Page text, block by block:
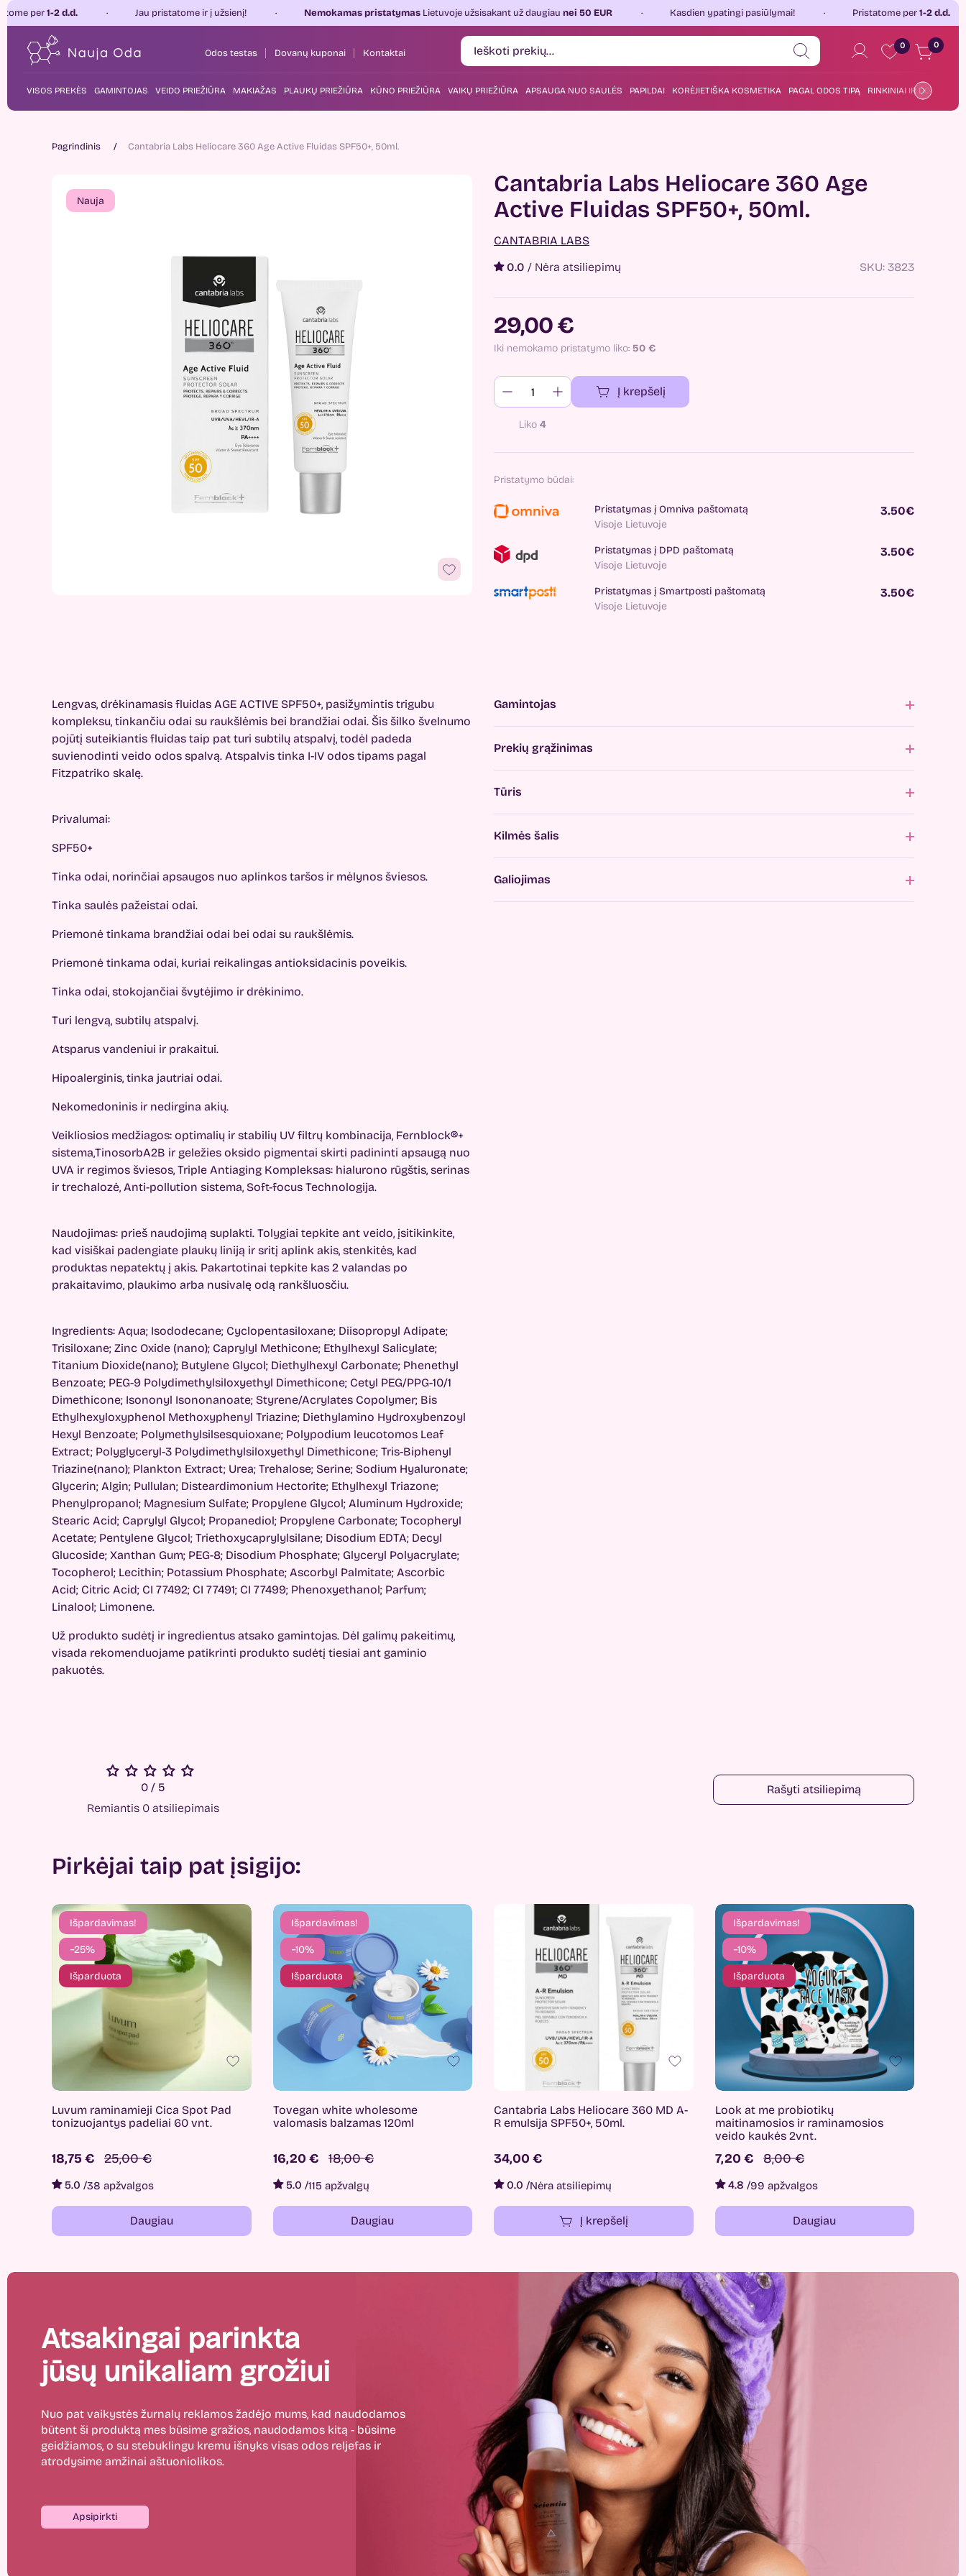
d.d. Jau pristatome ir į užsienį! Nemokamas pristatymasLietuvoje užsisakant už daugiaunei 50 EUR Kasdien ypatingi pasiūlymai! Pristatome per1-2 d.d. Jau
Odos testas Dovanų kuponai Kontaktai
0 0
VISOS PREKĖS GAMINTOJAS VEIDO PRIEŽIŪRA MAKIAŽAS PLAUKŲ PRIEŽIŪRA KŪNO PRIEŽIŪRA VAIKŲ PRIEŽIŪRA APSAUGA NUO SAULĖS PAPILDAI KORĖJIETIŠKA KOSMETIKA PAGAL ODOS TIPĄ RINKINIAI IR DOVANOS
Pagrindinis Cantabria Labs Heliocare 360 Age Active Fluidas SPF50+, 50ml.
Nauja
Cantabria Labs Heliocare 360 Age
Active Fluidas SPF50+, 50ml.
CANTABRIA LABS
0.0 / Nėra atsiliepimų SKU: 3823
29,00 €
Iki nemokamo pristatymo liko: 50 €
Į krepšelį
Liko 4
Pristatymo būdai:
Pristatymas į Omniva paštomatą
Visoje Lietuvoje
3.50€
Pristatymas į DPD paštomatą
Visoje Lietuvoje
3.50€
Pristatymas į Smartposti paštomatą
Visoje Lietuvoje
3.50€
Lengvas, drėkinamasis fluidas AGE ACTIVE SPF50+, pasižymintis trigubu
kompleksu, tinkančiu odai su raukšlėmis bei brandžiai odai. Šis šilko švelnumo
pojūtį suteikiantis fluidas taip pat turi subtilų atspalvį, todėl padeda
suvienodinti veido odos spalvą. Atspalvis tinka I-IV odos tipams pagal
Fitzpatriko skalę.
Privalumai:
SPF50+
Tinka odai, norinčiai apsaugos nuo aplinkos taršos ir mėlynos šviesos.
Tinka saulės pažeistai odai.
Priemonė tinkama brandžiai odai bei odai su raukšlėmis.
Priemonė tinkama odai, kuriai reikalingas antioksidacinis poveikis.
Tinka odai, stokojančiai švytėjimo ir drėkinimo.
Turi lengvą, subtilų atspalvį.
Atsparus vandeniui ir prakaitui.
Hipoalerginis, tinka jautriai odai.
Nekomedoninis ir nedirgina akių.
Veikliosios medžiagos: optimalių ir stabilių UV filtrų kombinacija, Fernblock®+
sistema,TinosorbA2B ir geležies oksido pigmentai skirti padininti apsaugą nuo
UVA ir regimos šviesos, Triple Antiaging Kompleksas: hialurono rūgštis, serinas
ir trechalozė, Anti-pollution sistema, Soft-focus Technologija.
Naudojimas: prieš naudojimą suplakti. Tolygiai tepkite ant veido, įsitikinkite,
kad visiškai padengiate plaukų liniją ir sritį aplink akis, stenkitės, kad
produktas nepatektų į akis. Pakartotinai tepkite kas 2 valandas po
prakaitavimo, plaukimo arba nusivalę odą rankšluosčiu.
Ingredients: Aqua; Isododecane; Cyclopentasiloxane; Diisopropyl Adipate;
Trisiloxane; Zinc Oxide (nano); Caprylyl Methicone; Ethylhexyl Salicylate;
Titanium Dioxide(nano); Butylene Glycol; Diethylhexyl Carbonate; Phenethyl
Benzoate; PEG-9 Polydimethylsiloxyethyl Dimethicone; Cetyl PEG/PPG-10/1
Dimethicone; Isononyl Isononanoate; Styrene/Acrylates Copolymer; Bis
Ethylhexyloxyphenol Methoxyphenyl Triazine; Diethylamino Hydroxybenzoyl
Hexyl Benzoate; Polymethylsilsesquioxane; Polypodium leucotomos Leaf
Extract; Polyglyceryl-3 Polydimethylsiloxyethyl Dimethicone; Tris-Biphenyl
Triazine(nano); Plankton Extract; Urea; Trehalose; Serine; Sodium Hyaluronate;
Glycerin; Algin; Pullulan; Disteardimonium Hectorite; Ethylhexyl Triazone;
Phenylpropanol; Magnesium Sulfate; Propylene Glycol; Aluminum Hydroxide;
Stearic Acid; Caprylyl Glycol; Propanediol; Propylene Carbonate; Tocopheryl
Acetate; Pentylene Glycol; Triethoxycaprylylsilane; Disodium EDTA; Decyl
Glucoside; Xanthan Gum; PEG-8; Disodium Phosphate; Glyceryl Polyacrylate;
Tocopherol; Lecithin; Potassium Phosphate; Ascorbyl Palmitate; Ascorbic
Acid; Citric Acid; CI 77492; CI 77491; CI 77499; Phenoxyethanol; Parfum;
Linalool; Limonene.
Už produkto sudėtį ir ingredientus atsako gamintojas. Dėl galimų pakeitimų,
visada rekomenduojame patikrinti produkto sudėtį tiesiai ant gaminio
pakuotės.
Gamintojas
Prekių grąžinimas
Tūris
Kilmės šalis
Galiojimas
0 / 5
Remiantis 0 atsiliepimais
Rašyti atsiliepimą
Pirkėjai taip pat įsigijo:
Išpardavimas!
−25%
Išparduota
Luvum raminamieji Cica Spot Pad
tonizuojantys padeliai 60 vnt.
18,75 € 25,00 €
5.0 /38 apžvalgos
Daugiau
Išpardavimas!
−10%
Išparduota
Tovegan white wholesome
valomasis balzamas 120ml
16,20 € 18,00 €
5.0 /115 apžvalgų
Daugiau
Cantabria Labs Heliocare 360 MD A-
R emulsija SPF50+, 50ml.
34,00 €
0.0 /Nėra atsiliepimų
Į krepšelį
Išpardavimas!
−10%
Išparduota
Look at me probiotikų
maitinamosios ir raminamosios
veido kaukės 2vnt.
7,20 € 8,00 €
4.8 /99 apžvalgos
Daugiau
Atsakingai parinkta
jūsų unikaliam grožiui
Nuo pat vaikystės žurnalų reklamos žadėjo mums, kad naudodamos
būtent ši produktą mes būsime gražios, naudodamos kitą - būsime
geidžiamos, o su stebuklingu kremu išnyks visas odos reljefas ir
atrodysime amžinai aštuoniolikos.
Apsipirkti